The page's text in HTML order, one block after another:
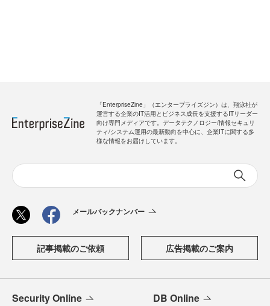
「EnterpriseZine」（エンタープライズジン）は、翔泳社が
運営する企業のIT活用とビジネス成長を支援するITリーダー
向け専門メディアです。データテクノロジー/情報セキュリ
ティ/システム運用の最新動向を中心に、企業ITに関する多
様な情報をお届けしています。
メールバックナンバー
記事掲載のご依頼 広告掲載のご案内
Security Online DB Online